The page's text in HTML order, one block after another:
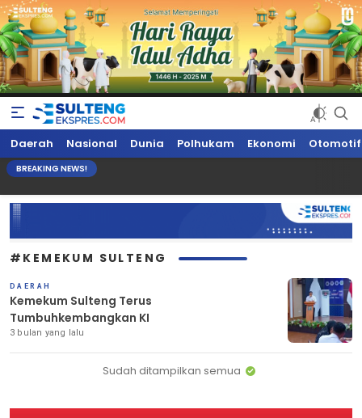
Sultengekspres.com
Berita Seputar Sulteng Hari Ini, Update Terkini, Suaranya Rakyat
Sulteng
Daerah Nasional Dunia Polhukam Ekonomi Otomotif
BREAKING NEWS!
#KEMEKUM SULTENG
DAERAH
Kemekum Sulteng Terus
Tumbuhkembangkan KI
3 bulan yang lalu
Sudah ditampilkan semua